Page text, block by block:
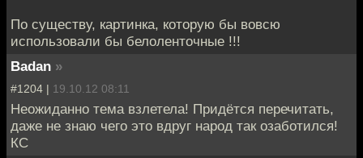
По существу, картинка, которую бы вовсю
использовали бы белоленточные !!!
Badan »
#1204 | 19.10.12 08:11
Неожиданно тема взлетела! Придётся перечитать,
даже не знаю чего это вдруг народ так озаботился!
КС